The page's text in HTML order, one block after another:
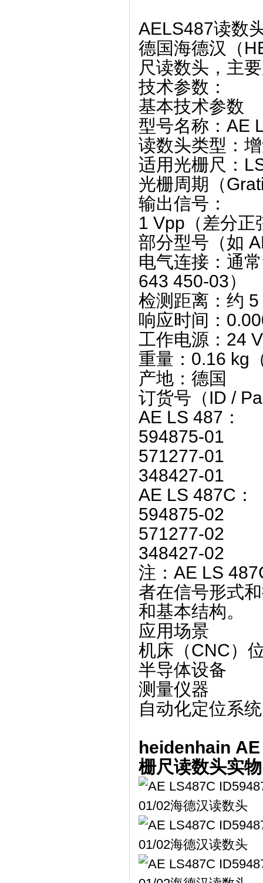
AELS487读数
德国海德汉（
尺读数头，主
技术参数‌：
基本技术参数
型号名称‌：AE
读数头类型‌：
适用光栅尺‌：
光栅周期（
‌输出信号‌：
‌1 Vpp‌（差分正
部分型号（如
电气连接‌：通
643 450-03）‌
检测距离‌：约
响应时间‌：‌
工作电源‌：‌24
重量‌：‌0.16 kg‌
‌产地‌：‌德国‌ ‌
订货号（ID /
‌AE LS 487‌：
594875-01
571277-01
348427-01
‌AE LS 487C‌：
594875-02
571277-02
348427-02 ‌
注：AE LS
者在信号形式
和基本结构。
应用场景
机床（CNC）
半导体设备
测量仪器
自动化定位系统
heidenhain AE
栅尺读数头实